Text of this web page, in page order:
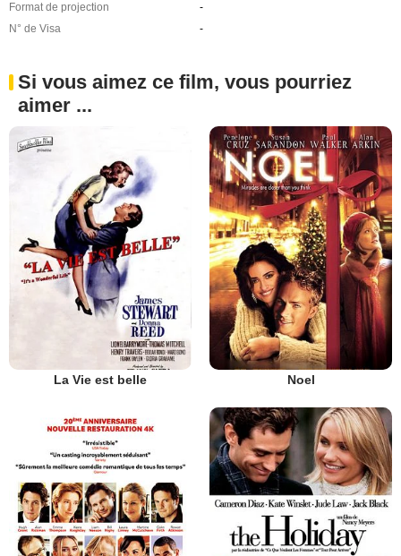
Format de projection
-
N° de Visa
-
Si vous aimez ce film, vous pourriez
aimer ...
La Vie est belle Noel